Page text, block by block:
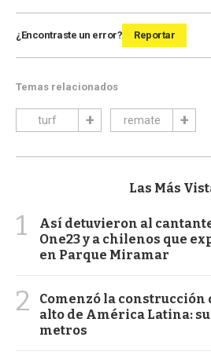
¿Encontraste un error? Reportar
Temas relacionados
turf remate
Las Más
1
Así detuvieron al
One23 y a chilenos que
en Parque Miramar
2
Comenzó la construcción
alto de América Latina:
metros